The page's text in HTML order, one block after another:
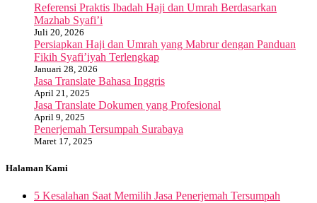
Referensi Praktis Ibadah Haji dan Umrah Berdasarkan
Mazhab Syafi’i
Juli 20, 2026
Persiapkan Haji dan Umrah yang Mabrur dengan Panduan
Fikih Syafi’iyah Terlengkap
Januari 28, 2026
Jasa Translate Bahasa Inggris
April 21, 2025
Jasa Translate Dokumen yang Profesional
April 9, 2025
Penerjemah Tersumpah Surabaya
Maret 17, 2025
Halaman Kami
5 Kesalahan Saat Memilih Jasa Penerjemah Tersumpah